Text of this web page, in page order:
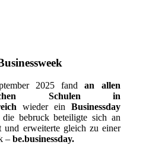
2025 fandan allen
Schulen in
wieder ein Businessday
bebruck beteiligte sich an
und erweiterte gleich zu einer
–be.businessday.